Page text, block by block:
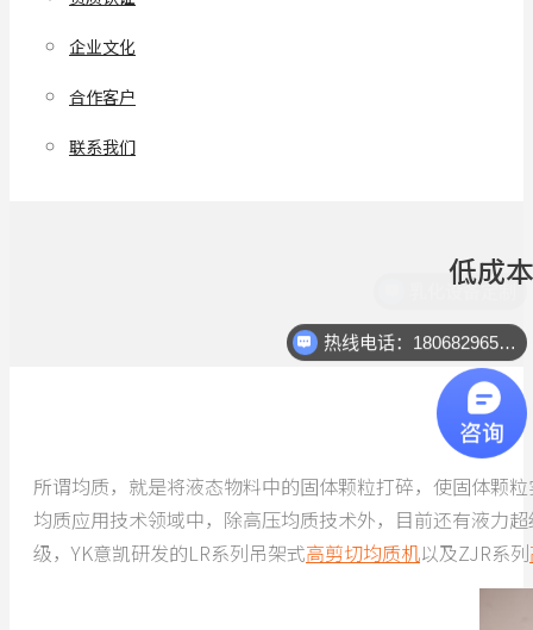
企业文化
合作客户
联系我们
低成
所谓均质，就是将液态物料中的固体颗粒打碎，使固体颗
均质应用技术领域中，除高压均质技术外，目前还有液力
级，YK意凯研发的LR系列吊架式高剪切均质机以及ZJR系列
热线电话：18068296512